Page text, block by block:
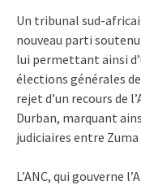
Un tribunal sud-
nouveau parti
lui permettant ainsi
élections générales
rejet d’un recours de
Durban, marquant
judiciaires entre
L’ANC, qui gouverne